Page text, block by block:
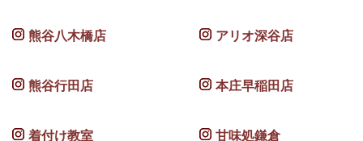
熊谷八木橋店 アリオ深谷店
熊谷行田店 本庄早稲田店
着付け教室
甘味処鎌倉